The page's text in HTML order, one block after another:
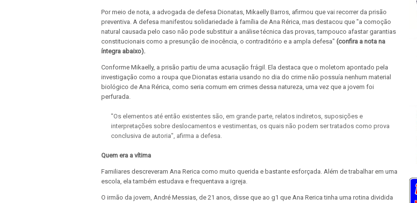
Por meio de nota, a advogada de defesa Dionatas, Mikaelly Barros, afirmou que vai recorrer da prisão
preventiva. A defesa manifestou solidariedade à família de Ana Rérica, mas destacou que "a comoção
natural causada pelo caso não pode substituir a análise técnica das provas, tampouco afastar garantias
constitucionais como a presunção de inocência, o contraditório e a ampla defesa" (confira a nota na
íntegra abaixo).
Conforme Mikaelly, a prisão partiu de uma acusação frágil. Ela destaca que o moletom apontado pela
investigação como a roupa que Dionatas estaria usando no dia do crime não possuía nenhum material
biológico de Ana Rérica, como seria comum em crimes dessa natureza, uma vez que a jovem foi
perfurada.
"Os elementos até então existentes são, em grande parte, relatos indiretos, suposições e
interpretações sobre deslocamentos e vestimentas, os quais não podem ser tratados como prova
conclusiva de autoria", afirma a defesa.
Quem era a vítima
Familiares descreveram Ana Rerica como muito querida e bastante esforçada. Além de trabalhar em uma
escola, ela também estudava e frequentava a igreja.
O irmão da jovem, André Messias, de 21 anos, disse que ao g1 que Ana Rerica tinha uma rotina dividida